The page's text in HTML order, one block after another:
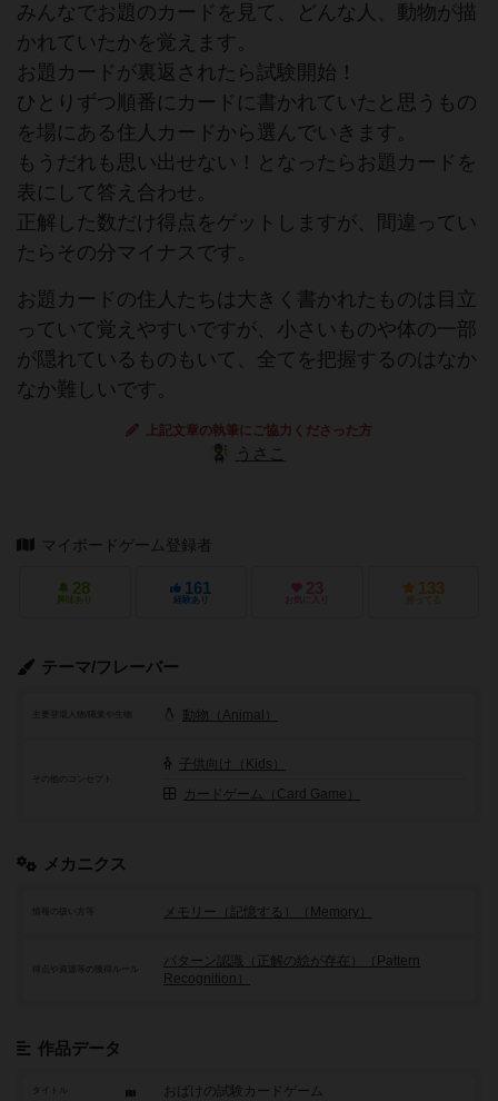
みんなでお題のカードを見て、どんな人、動物が描
かれていたかを覚えます。
お題カードが裏返されたら試験開始！
ひとりずつ順番にカードに書かれていたと思うもの
を場にある住人カードから選んでいきます。
もうだれも思い出せない！となったらお題カードを
表にして答え合わせ。
正解した数だけ得点をゲットしますが、間違ってい
たらその分マイナスです。
お題カードの住人たちは大きく書かれたものは目立
っていて覚えやすいですが、小さいものや体の一部
が隠れているものもいて、全てを把握するのはなか
なか難しいです。
上記文章の執筆にご協力くださった方
うさこ
マイボードゲーム登録者
28
興味あり
161
経験あり
23
お気に入り
133
持ってる
テーマ/フレーバー
動物（Animal）
その他のコンセプト
子供向け（Kids）
カードゲーム（Card Game）
メカニクス
メモリー（記憶する）（Memory）
パターン認識（正解の絵が存在）（Pattern
Recognition）
作品データ
タイトル おばけの試験カードゲーム